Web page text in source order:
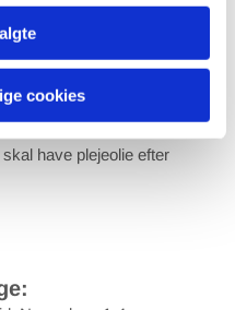
cookies
eller fuldlimes (kun
lud + hvidolie. Olieret
have plejeolie efter